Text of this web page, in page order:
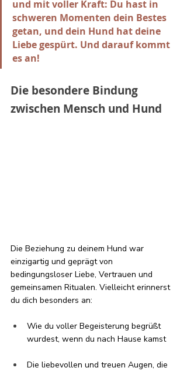
und mit voller Kraft: Du hast in
schweren Momenten dein Bestes
getan, und dein Hund hat deine
Liebe gespürt. Und darauf kommt
es an!
Die besondere Bindung
zwischen Mensch und Hund
Die Beziehung zu deinem Hund war
einzigartig und geprägt von
bedingungsloser Liebe, Vertrauen und
gemeinsamen Ritualen. Vielleicht erinnerst
du dich besonders an:
Wie du voller Begeisterung begrüßt
wurdest, wenn du nach Hause kamst
Die liebevollen und treuen Augen, die